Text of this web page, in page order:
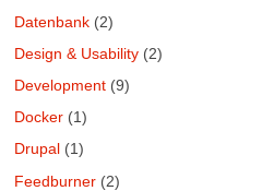
Datenbank (2)
Design & Usability (2)
Development (9)
Docker (1)
Drupal (1)
Feedburner (2)